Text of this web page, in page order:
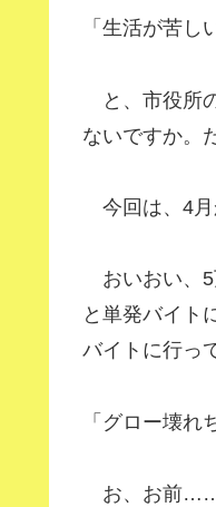
「生活が苦し
と、市役所
ないですか。
今回は、4月
おいおい、5
と単発バイト
バイトに行っ
「グロー壊れ
お、お前……